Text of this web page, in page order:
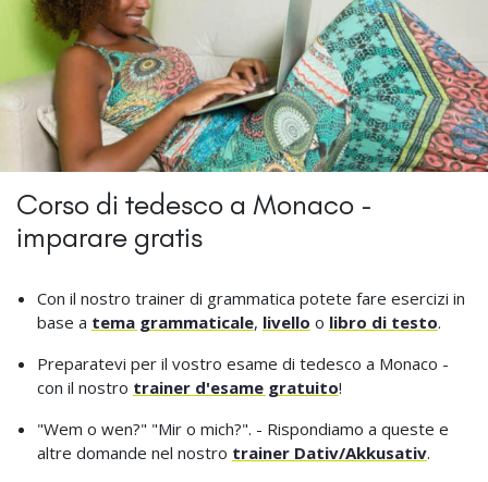
Corso di tedesco a Monaco -
imparare gratis
Con il nostro trainer di grammatica potete fare esercizi in
base a tema grammaticale, livello o libro di testo.
Preparatevi per il vostro esame di tedesco a Monaco -
con il nostro trainer d'esame gratuito!
"Wem o wen?" "Mir o mich?". - Rispondiamo a queste e
altre domande nel nostro trainer Dativ/Akkusativ.